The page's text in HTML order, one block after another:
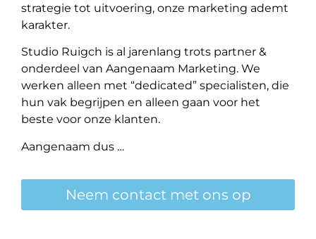
strategie tot uitvoering, onze marketing ademt
karakter.
Studio Ruigch is al jarenlang trots partner &
onderdeel van Aangenaam Marketing. We
werken alleen met “dedicated” specialisten, die
hun vak begrijpen en alleen gaan voor het
beste voor onze klanten.
Aangenaam dus …
Neem contact met ons op